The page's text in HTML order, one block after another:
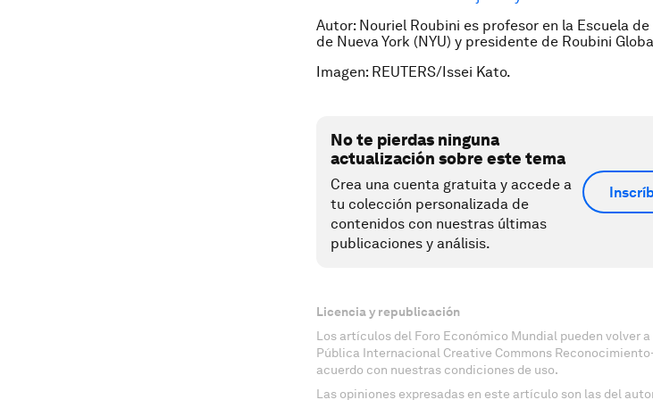
Autor: Nouriel Roubini es profesor en la Escuela
de Nueva York (NYU) y presidente de Roubini
Imagen: REUTERS/Issei Kato.
No te pierdas ninguna
actualización sobre este tema
Crea una cuenta gratuita y accede a
tu colección personalizada de
contenidos con nuestras últimas
publicaciones y análisis.
Licencia y republicación
Los artículos del Foro Económico Mundial pueden volver
Pública Internacional Creative Commons
acuerdo con nuestras condiciones de uso.
Las opiniones expresadas en este artículo son las del